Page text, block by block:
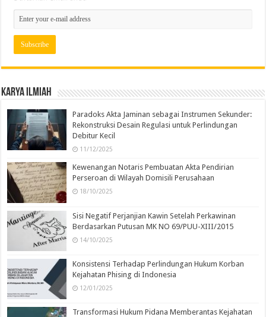
Karya Ilmiah
Paradoks Akta Jaminan sebagai Instrumen Sekunder:
Rekonstruksi Desain Regulasi untuk Perlindungan
Debitur Kecil
11/12/2025
Kewenangan Notaris Pembuatan Akta Pendirian
Perseroan di Wilayah Domisili Perusahaan
18/10/2025
Sisi Negatif Perjanjian Kawin Setelah Perkawinan
Berdasarkan Putusan MK NO 69/PUU-XIII/2015
14/10/2025
Konsistensi Terhadap Perlindungan Hukum Korban
Kejahatan Phising di Indonesia
12/01/2025
Transformasi Hukum Pidana Memberantas Kejahatan